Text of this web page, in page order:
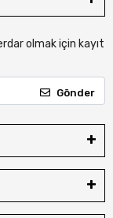
olmak için kayıt
Gönder